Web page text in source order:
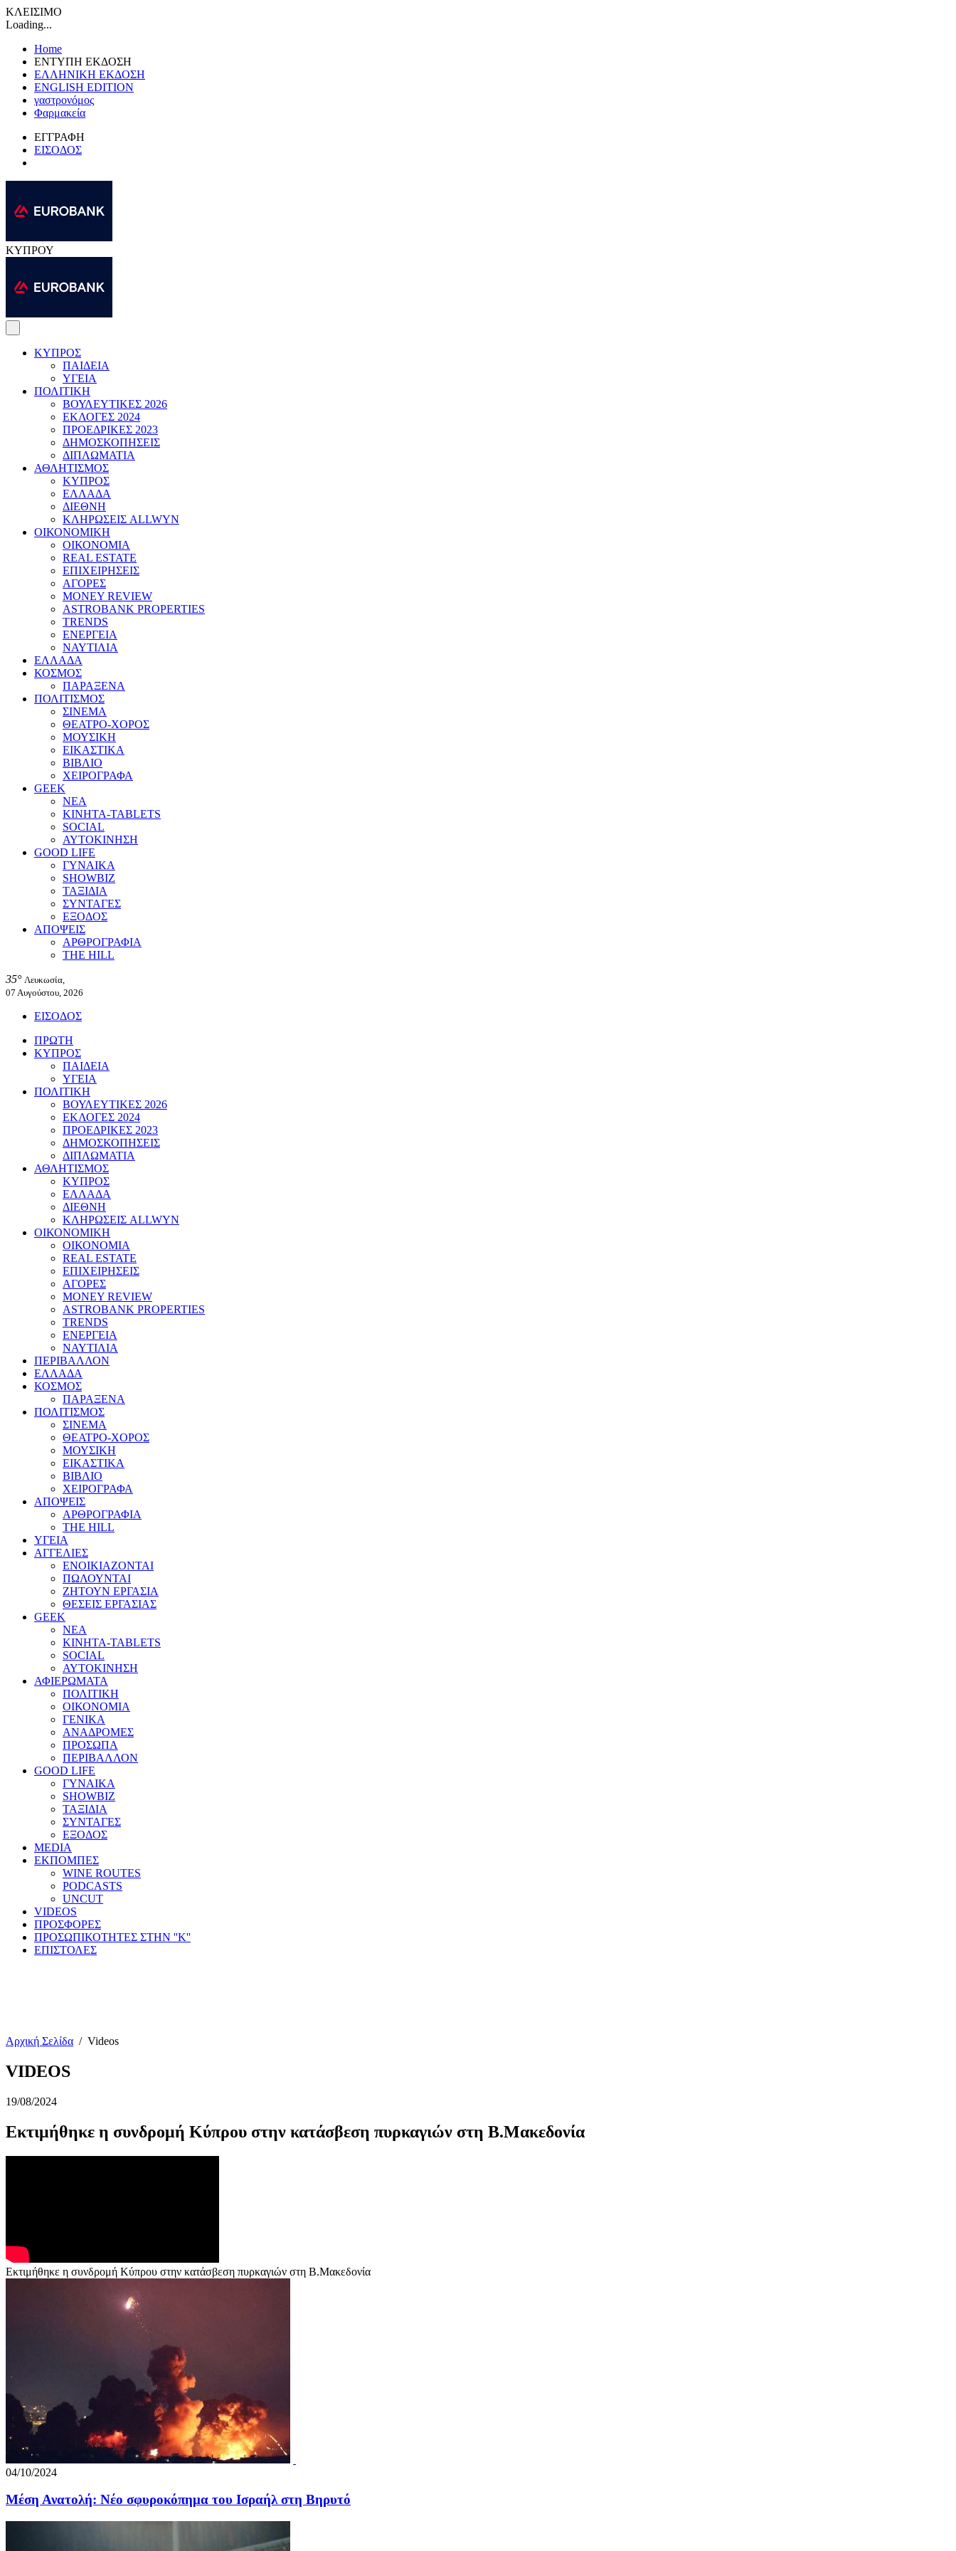
ΚΛΕΙΣΙΜΟ
Loading...
Home
ΕΝΤΥΠΗ ΕΚΔΟΣΗ
ΕΛΛΗΝΙΚΗ ΕΚΔΟΣΗ
ENGLISH EDITION
γαστρονόμος
Φαρμακεία
ΕΓΓΡΑΦΗ
ΕΙΣΟΔΟΣ
ΚΥΠΡΟΥ
ΚΥΠΡΟΣ
ΠΑΙΔΕΙΑ
ΥΓΕΙΑ
ΠΟΛΙΤΙΚΗ
ΒΟΥΛΕΥΤΙΚΕΣ 2026
ΕΚΛΟΓΕΣ 2024
ΠΡΟΕΔΡΙΚΕΣ 2023
ΔΗΜΟΣΚΟΠΗΣΕΙΣ
ΔΙΠΛΩΜΑΤΙΑ
ΑΘΛΗΤΙΣΜΟΣ
ΚΥΠΡΟΣ
ΕΛΛΑΔΑ
ΔΙΕΘΝΗ
ΚΛΗΡΩΣΕΙΣ ALLWYN
ΟΙΚΟΝΟΜΙΚΗ
ΟΙΚΟΝΟΜΙΑ
REAL ESTATE
ΕΠΙΧΕΙΡΗΣΕΙΣ
ΑΓΟΡΕΣ
MONEY REVIEW
ASTROBANK PROPERTIES
TRENDS
ΕΝΕΡΓΕΙΑ
ΝΑΥΤΙΛΙΑ
ΕΛΛΑΔΑ
ΚΟΣΜΟΣ
ΠΑΡΑΞΕΝΑ
ΠΟΛΙΤΙΣΜΟΣ
ΣΙΝΕΜΑ
ΘΕΑΤΡΟ-ΧΟΡΟΣ
ΜΟΥΣΙΚΗ
ΕΙΚΑΣΤΙΚΑ
ΒΙΒΛΙΟ
ΧΕΙΡΟΓΡΑΦΑ
GEEK
ΝΕΑ
ΚΙΝΗΤΑ-TABLETS
SOCIAL
ΑΥΤΟΚΙΝΗΣΗ
GOOD LIFE
ΓΥΝΑΙΚΑ
SHOWBIZ
ΤΑΞΙΔΙΑ
ΣΥΝΤΑΓΕΣ
ΕΞΟΔΟΣ
ΑΠΟΨΕΙΣ
ΑΡΘΡΟΓΡΑΦΙΑ
THE HILL
35° Λευκωσία,
07 Αυγούστου, 2026
ΕΙΣΟΔΟΣ
ΠΡΩΤΗ
ΚΥΠΡΟΣ
ΠΑΙΔΕΙΑ
ΥΓΕΙΑ
ΠΟΛΙΤΙΚΗ
ΒΟΥΛΕΥΤΙΚΕΣ 2026
ΕΚΛΟΓΕΣ 2024
ΠΡΟΕΔΡΙΚΕΣ 2023
ΔΗΜΟΣΚΟΠΗΣΕΙΣ
ΔΙΠΛΩΜΑΤΙΑ
ΑΘΛΗΤΙΣΜΟΣ
ΚΥΠΡΟΣ
ΕΛΛΑΔΑ
ΔΙΕΘΝΗ
ΚΛΗΡΩΣΕΙΣ ALLWYN
ΟΙΚΟΝΟΜΙΚΗ
ΟΙΚΟΝΟΜΙΑ
REAL ESTATE
ΕΠΙΧΕΙΡΗΣΕΙΣ
ΑΓΟΡΕΣ
MONEY REVIEW
ASTROBANK PROPERTIES
TRENDS
ΕΝΕΡΓΕΙΑ
ΝΑΥΤΙΛΙΑ
ΠΕΡΙΒΑΛΛΟΝ
ΕΛΛΑΔΑ
ΚΟΣΜΟΣ
ΠΑΡΑΞΕΝΑ
ΠΟΛΙΤΙΣΜΟΣ
ΣΙΝΕΜΑ
ΘΕΑΤΡΟ-ΧΟΡΟΣ
ΜΟΥΣΙΚΗ
ΕΙΚΑΣΤΙΚΑ
ΒΙΒΛΙΟ
ΧΕΙΡΟΓΡΑΦΑ
ΑΠΟΨΕΙΣ
ΑΡΘΡΟΓΡΑΦΙΑ
THE HILL
ΥΓΕΙΑ
ΑΓΓΕΛΙΕΣ
ΕΝΟΙΚΙΑΖΟΝΤΑΙ
ΠΩΛΟΥΝΤΑΙ
ΖΗΤΟΥΝ ΕΡΓΑΣΙΑ
ΘΕΣΕΙΣ ΕΡΓΑΣΙΑΣ
GEEK
ΝΕΑ
ΚΙΝΗΤΑ-TABLETS
SOCIAL
ΑΥΤΟΚΙΝΗΣΗ
ΑΦΙΕΡΩΜΑΤΑ
ΠΟΛΙΤΙΚΗ
ΟΙΚΟΝΟΜΙΑ
ΓΕΝΙΚΑ
ΑΝΑΔΡΟΜΕΣ
ΠΡΟΣΩΠΑ
ΠΕΡΙΒΑΛΛΟΝ
GOOD LIFE
ΓΥΝΑΙΚΑ
SHOWBIZ
ΤΑΞΙΔΙΑ
ΣΥΝΤΑΓΕΣ
ΕΞΟΔΟΣ
MEDIA
ΕΚΠΟΜΠΕΣ
WINE ROUTES
PODCASTS
UNCUT
VIDEOS
ΠΡΟΣΦΟΡΕΣ
ΠΡΟΣΩΠΙΚΟΤΗΤΕΣ ΣΤΗΝ ''Κ''
ΕΠΙΣΤΟΛΕΣ
Αρχική Σελίδα / Videos
VIDEOS
19/08/2024
Εκτιμήθηκε η συνδρομή Κύπρου στην κατάσβεση πυρκαγιών στη Β.Μακεδονία
Εκτιμήθηκε η συνδρομή Κύπρου στην κατάσβεση πυρκαγιών στη Β.Μακεδονία
04/10/2024
Mέση Ανατολή: Νέο σφυροκόπημα του Ισραήλ στη Βηρυτό